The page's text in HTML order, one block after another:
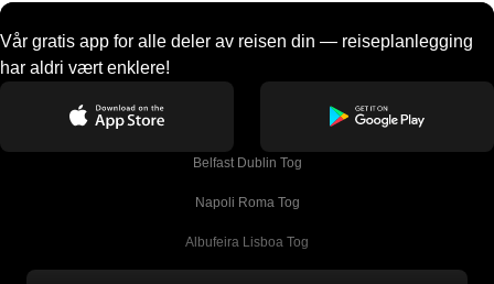
Vår gratis app for alle deler av reisen din — reiseplanlegging
har aldri vært enklere!
Belfast Dublin Tog
Napoli Roma Tog
Albufeira Lisboa Tog